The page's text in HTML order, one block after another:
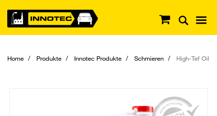
Home Produkte Innotec Produkte Schmieren High-Tef Oil